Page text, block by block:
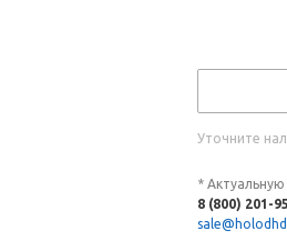
Уточните
*
8 (800) 201-